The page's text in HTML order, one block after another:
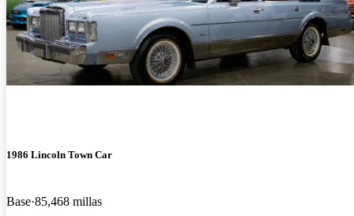
1986 Lincoln Town Car
Base 85,468 millas